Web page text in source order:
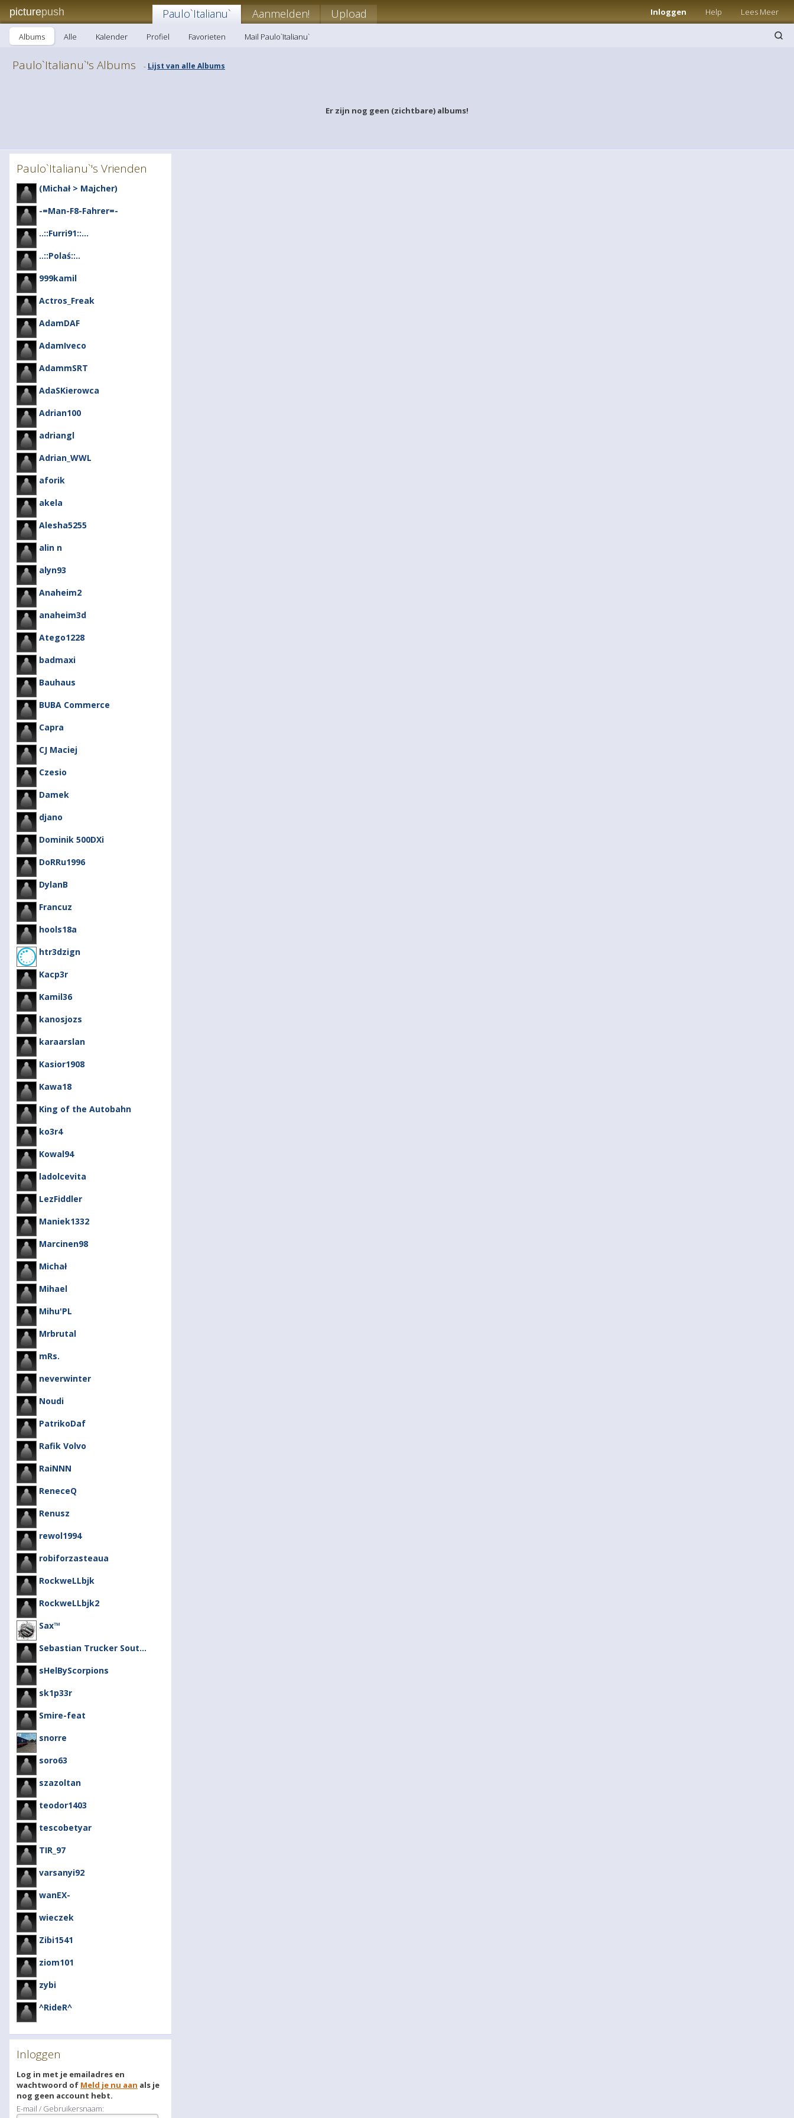
picturepush Inloggen Help Lees Meer
Paulo`Italianu` Aanmelden! Upload
Albums Alle Kalender Profiel Favorieten Mail Paulo`Italianu`
Paulo`Italianu`'s Albums - Lijst van alle Albums
Er zijn nog geen (zichtbare) albums!
Paulo`Italianu`'s Vrienden
(Michał > Majcher)
-=Man-F8-Fahrer=-
..::Furri91::...
..::Polaś::..
999kamil
Actros_Freak
AdamDAF
AdamIveco
AdammSRT
AdaSKierowca
Adrian100
adriangl
Adrian_WWL
aforik
akela
Alesha5255
alin n
alyn93
Anaheim2
anaheim3d
Atego1228
badmaxi
Bauhaus
BUBA Commerce
Capra
CJ Maciej
Czesio
Damek
djano
Dominik 500DXi
DoRRu1996
DylanB
Francuz
hools18a
htr3dzign
Kacp3r
Kamil36
kanosjozs
karaarslan
Kasior1908
Kawa18
King of the Autobahn
ko3r4
Kowal94
ladolcevita
LezFiddler
Maniek1332
Marcinen98
Michał
Mihael
Mihu'PL
Mrbrutal
mRs.
neverwinter
Noudi
PatrikoDaf
Rafik Volvo
RaiNNN
ReneceQ
Renusz
rewol1994
robiforzasteaua
RockweLLbjk
RockweLLbjk2
Sax™
Sebastian Trucker Sout...
sHelByScorpions
sk1p33r
Smire-feat
snorre
soro63
szazoltan
teodor1403
tescobetyar
TIR_97
varsanyi92
wanEX-
wieczek
Zibi1541
ziom101
zybi
^RideR^
Inloggen
Log in met je emailadres en
wachtwoord of Meld je nu aan als je
nog geen account hebt.
E-mail / Gebruikersnaam: